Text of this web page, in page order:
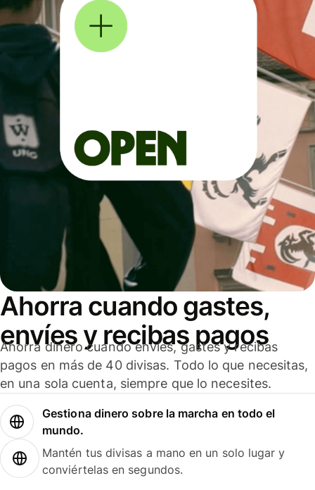
Ahorra cuando gastes,
envíes y recibas pagos
Ahorra dinero cuando envíes, gastes y recibas
pagos en más de 40 divisas. Todo lo que necesitas,
en una sola cuenta, siempre que lo necesites.
Gestiona dinero sobre la marcha en todo el
mundo.
Mantén tus divisas a mano en un solo lugar y
conviértelas en segundos.